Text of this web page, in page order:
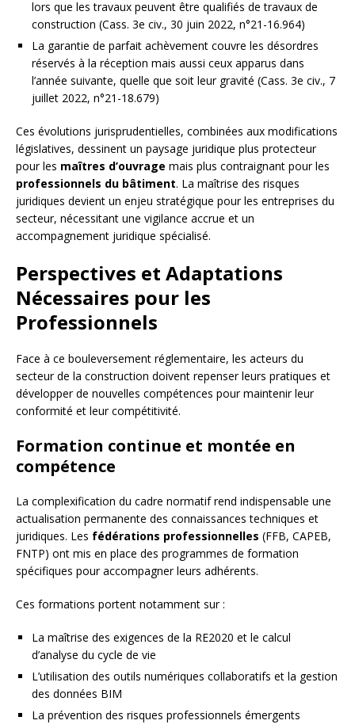
lors que les travaux peuvent être qualifiés de travaux de
construction (Cass. 3e civ., 30 juin 2022, n°21-16.964)
La garantie de parfait achèvement couvre les désordres
réservés à la réception mais aussi ceux apparus dans
l’année suivante, quelle que soit leur gravité (Cass. 3e civ., 7
juillet 2022, n°21-18.679)
Ces évolutions jurisprudentielles, combinées aux modifications
législatives, dessinent un paysage juridique plus protecteur
pour les maîtres d’ouvrage mais plus contraignant pour les
professionnels du bâtiment. La maîtrise des risques
juridiques devient un enjeu stratégique pour les entreprises du
secteur, nécessitant une vigilance accrue et un
accompagnement juridique spécialisé.
Perspectives et Adaptations
Nécessaires pour les
Professionnels
Face à ce bouleversement réglementaire, les acteurs du
secteur de la construction doivent repenser leurs pratiques et
développer de nouvelles compétences pour maintenir leur
conformité et leur compétitivité.
Formation continue et montée en
compétence
La complexification du cadre normatif rend indispensable une
actualisation permanente des connaissances techniques et
juridiques. Les fédérations professionnelles (FFB, CAPEB,
FNTP) ont mis en place des programmes de formation
spécifiques pour accompagner leurs adhérents.
Ces formations portent notamment sur :
La maîtrise des exigences de la RE2020 et le calcul
d’analyse du cycle de vie
L’utilisation des outils numériques collaboratifs et la gestion
des données BIM
La prévention des risques professionnels émergents